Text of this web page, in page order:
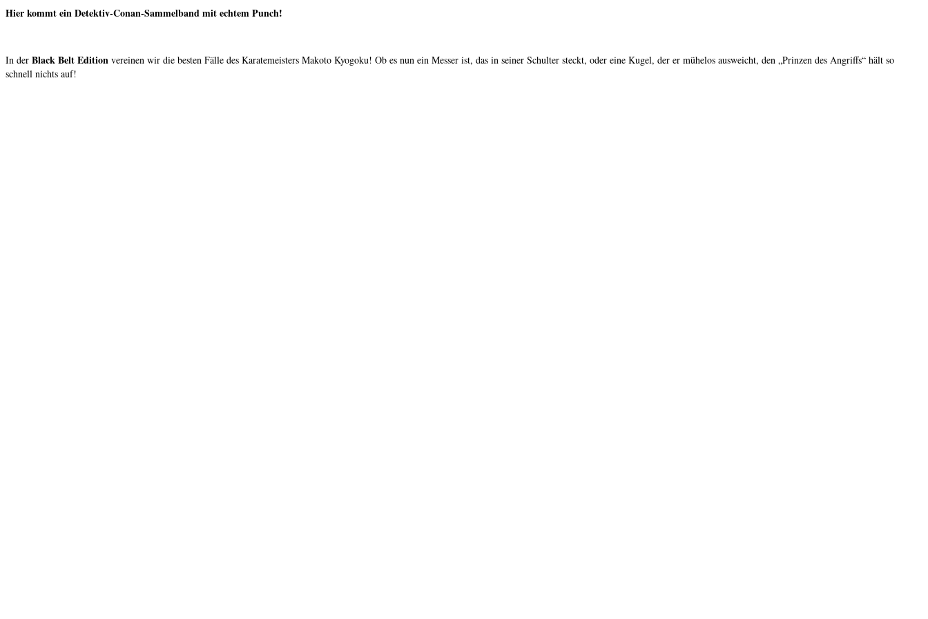
Hier kommt ein Detektiv-Conan-Sammelband mit echtem Punch!
In der Black Belt Edition vereinen wir die besten Fälle des Karatemeisters Makoto Kyogoku! Ob es nun ein Messer ist, das in seiner Schulter steckt, oder eine Kugel, der er mühelos ausweicht, den „Prinzen des Angriffs“ hält so
schnell nichts auf!